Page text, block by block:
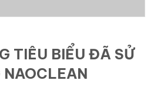
TIÊU BIỂU ĐÃ SỬ
NAOCLEAN